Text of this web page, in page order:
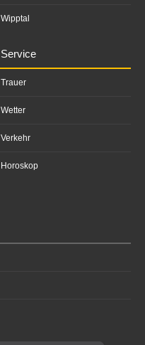
Wipptal
Service
Trauer
Wetter
Verkehr
Horoskop